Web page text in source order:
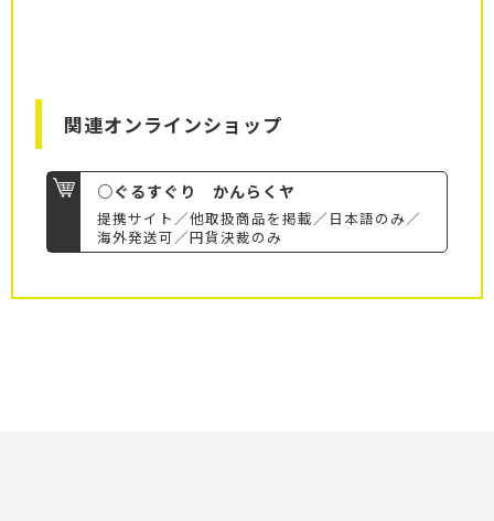
関連オンラインショップ
○ぐるすぐり かんらくヤ
提携サイト／他取扱商品を掲載／日本語のみ／
海外発送可／円貨決裁のみ